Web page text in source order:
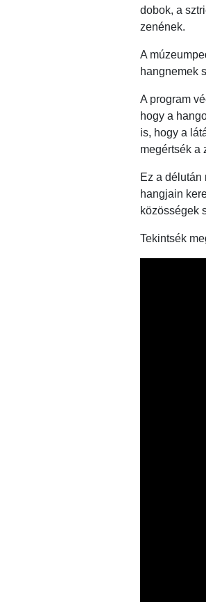
dobok, a
zenének.
A
hangnemek
A program
hogy a
is, hogy a
megértsék a
Ez a délután
hangjain
közösségek
Tekintsék